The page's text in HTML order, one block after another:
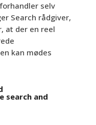
selv
Search rådgiver,
at der en reel
kan mødes
search and